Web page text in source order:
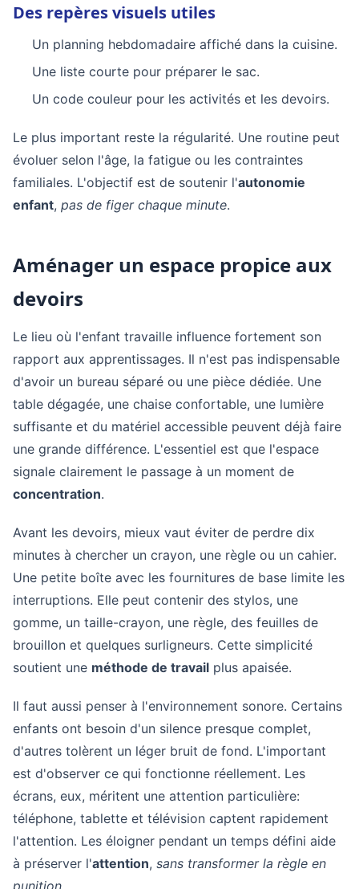
Des repères visuels utiles
Un planning hebdomadaire affiché dans la cuisine.
Une liste courte pour préparer le sac.
Un code couleur pour les activités et les devoirs.
Le plus important reste la régularité. Une routine peut
évoluer selon l'âge, la fatigue ou les contraintes
familiales. L'objectif est de soutenir l'autonomie
enfant, pas de figer chaque minute.
Aménager un espace propice aux
devoirs
Le lieu où l'enfant travaille influence fortement son
rapport aux apprentissages. Il n'est pas indispensable
d'avoir un bureau séparé ou une pièce dédiée. Une
table dégagée, une chaise confortable, une lumière
suffisante et du matériel accessible peuvent déjà faire
une grande différence. L'essentiel est que l'espace
signale clairement le passage à un moment de
concentration.
Avant les devoirs, mieux vaut éviter de perdre dix
minutes à chercher un crayon, une règle ou un cahier.
Une petite boîte avec les fournitures de base limite les
interruptions. Elle peut contenir des stylos, une
gomme, un taille-crayon, une règle, des feuilles de
brouillon et quelques surligneurs. Cette simplicité
soutient une méthode de travail plus apaisée.
Il faut aussi penser à l'environnement sonore. Certains
enfants ont besoin d'un silence presque complet,
d'autres tolèrent un léger bruit de fond. L'important
est d'observer ce qui fonctionne réellement. Les
écrans, eux, méritent une attention particulière:
téléphone, tablette et télévision captent rapidement
l'attention. Les éloigner pendant un temps défini aide
à préserver l'attention, sans transformer la règle en
punition